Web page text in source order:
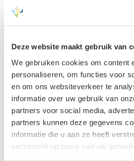
Deze website maakt gebruik van
We gebruiken cookies om content
personaliseren, om functies voor
en om ons websiteverkeer te
informatie over uw gebruik van
partners voor social media,
partners kunnen deze gegevens
informatie die u aan ze heeft
verzameld op basis van uw